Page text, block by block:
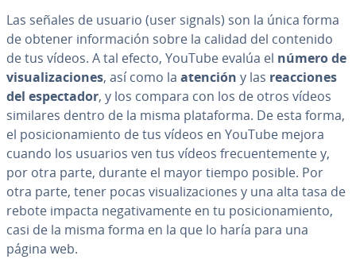
Las señales de usuario (user signals) son la única forma
de obtener in­fo­r­ma­ción sobre la calidad del contenido
de tus vídeos. A tal efecto, YouTube evalúa el número de
vi­sua­li­za­cio­nes, así como la atención y las reac­cio­nes
del es­pe­c­ta­dor, y los compara con los de otros vídeos
similares dentro de la misma pla­ta­fo­r­ma. De esta forma,
el po­si­cio­na­mie­n­to de tus vídeos en YouTube mejora
cuando los usuarios ven tus vídeos fre­cue­n­te­me­n­te y,
por otra parte, durante el mayor tiempo posible. Por
otra parte, tener pocas vi­sua­li­za­cio­nes y una alta tasa de
rebote impacta ne­ga­ti­va­me­n­te en tu po­si­cio­na­mie­n­to,
casi de la misma forma en la que lo haría para una
página web.